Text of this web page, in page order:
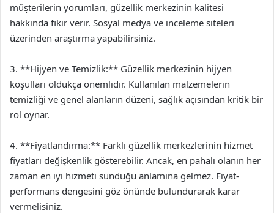
müşterilerin yorumları, güzellik merkezinin kalitesi
hakkında fikir verir. Sosyal medya ve inceleme siteleri
üzerinden araştırma yapabilirsiniz.
3. **Hijyen ve Temizlik:** Güzellik merkezinin hijyen
koşulları oldukça önemlidir. Kullanılan malzemelerin
temizliği ve genel alanların düzeni, sağlık açısından kritik bir
rol oynar.
4. **Fiyatlandırma:** Farklı güzellik merkezlerinin hizmet
fiyatları değişkenlik gösterebilir. Ancak, en pahalı olanın her
zaman en iyi hizmeti sunduğu anlamına gelmez. Fiyat-
performans dengesini göz önünde bulundurarak karar
vermelisiniz.